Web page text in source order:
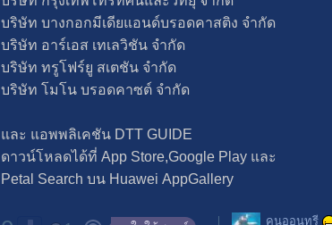
บริษัท บางกอกมีเดียแอนด์บรอดคาสติง จำกัด
บริษัท อาร์เอส เทเลวิชัน จำกัด
บริษัท ทรูโฟร์ยู สเตชัน จำกัด
บริษัท โมโน บรอดคาซต์ จำกัด
และ แอพพลิเคชัน DTT GUIDE
ดาวน์โหลดได้ที่ App Store,Google Play และ
Petal Search บน Huawei AppGallery
คนออนทรี